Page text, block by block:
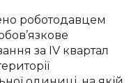
роботодавцем
за IV квартал